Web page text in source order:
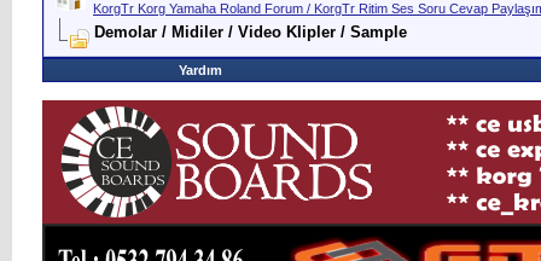
KorgTr Korg Yamaha Roland Forum / KorgTr Ritim Ses Soru Cevap
Demolar / Midiler / Video Klipler / Sample
Yardım